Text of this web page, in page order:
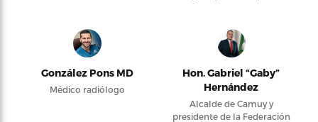
González Pons MD
Médico radiólogo
Hon. Gabriel “Gaby”
Hernández
Alcalde de Camuy y
presidente de la Federación